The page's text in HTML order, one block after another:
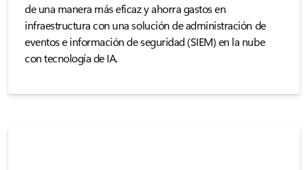
de una manera más eficaz y ahorra gastos en
infraestructura con una solución de administración de
eventos e información de seguridad (SIEM) en la nube
con tecnología de IA.